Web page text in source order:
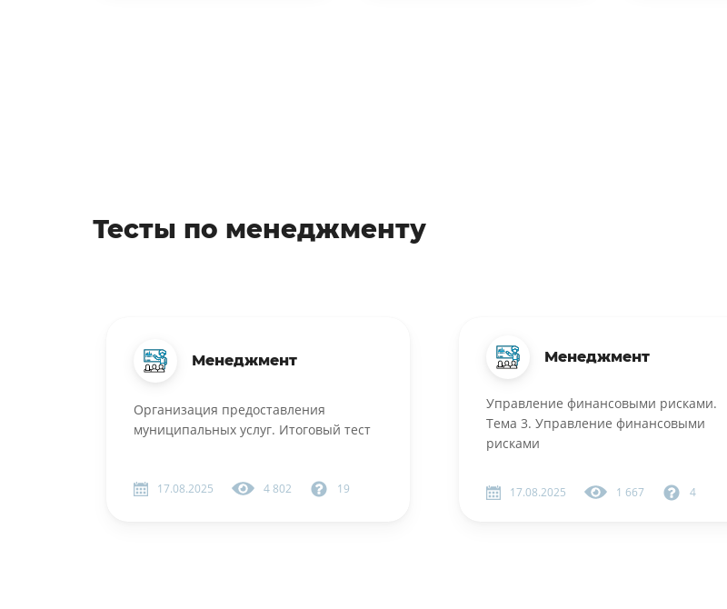
Тесты по менеджменту
Менеджмент
Организация предоставления
муниципальных услуг. Итоговый тест
17.08.2025 4 802 19
Менеджмент
Управление финансовыми рисками.
Тема 3. Управление финансовыми
рисками
17.08.2025 1 667 4